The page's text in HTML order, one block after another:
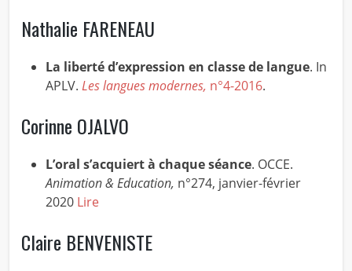
Nathalie FARENEAU
La liberté d’expression en classe de langue. In
APLV. Les langues modernes, n°4-2016.
Corinne OJALVO
L’oral s’acquiert à chaque séance. OCCE.
Animation & Education, n°274, janvier-février
2020 Lire
Claire BENVENISTE